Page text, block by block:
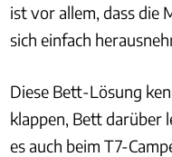
ist vor allem, dass die
sich einfach
Diese Bett-Lösung
klappen, Bett darüber
es auch beim T7-